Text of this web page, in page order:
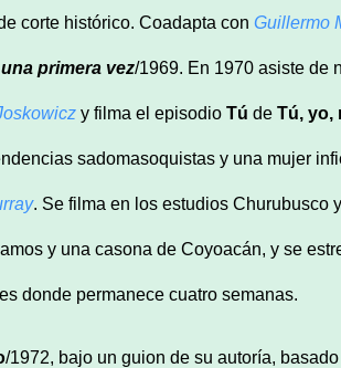
corte histórico. Coadapta con Guillermo
primera vez/1969. En 1970 asiste de
y filma el episodio Tú de Tú, yo,
sadomasoquistas y una mujer
. Se filma en los estudios Churubusco
y una casona de Coyoacán, y se
donde permanece cuatro semanas.
/1972, bajo un guion de su autoría, basado